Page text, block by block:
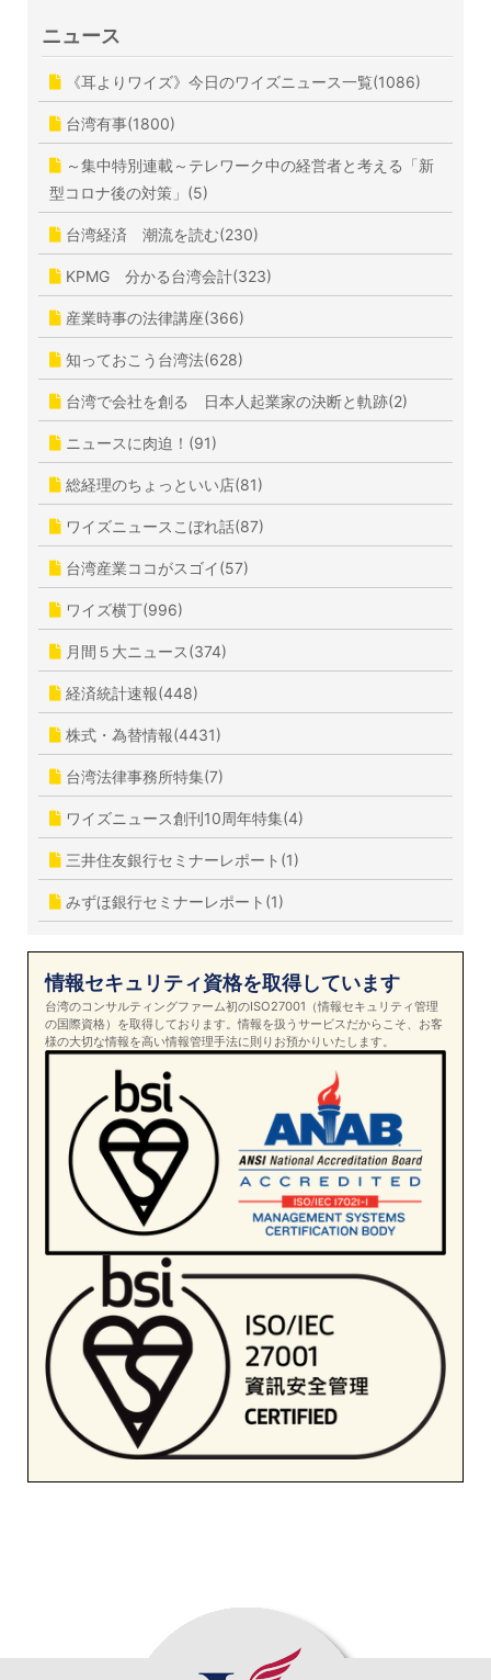
ニュース
《耳よりワイズ》今日のワイズニュース一覧(1086)
台湾有事(1800)
～集中特別連載～テレワーク中の経営者と考える「新
型コロナ後の対策」(5)
台湾経済 潮流を読む(230)
KPMG 分かる台湾会計(323)
産業時事の法律講座(366)
知っておこう台湾法(628)
台湾で会社を創る 日本人起業家の決断と軌跡(2)
ニュースに肉迫！(91)
総経理のちょっといい店(81)
ワイズニュースこぼれ話(87)
台湾産業ココがスゴイ(57)
ワイズ横丁(996)
月間５大ニュース(374)
経済統計速報(448)
株式・為替情報(4431)
台湾法律事務所特集(7)
ワイズニュース創刊10周年特集(4)
三井住友銀行セミナーレポート(1)
みずほ銀行セミナーレポート(1)
情報セキュリティ資格を取得しています
台湾のコンサルティングファーム初のISO27001（情報セキュリティ管理
の国際資格）を取得しております。情報を扱うサービスだからこそ、お客
様の大切な情報を高い情報管理手法に則りお預かりいたします。